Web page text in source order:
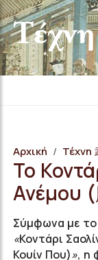
Αρχική Τέχνη
Το
Ανέμου
Σύμφωνα με το
«Κοντάρι
Κουίν Που)», η